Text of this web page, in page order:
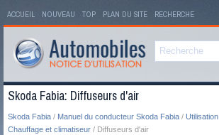
ACCUEIL NOUVEAU TOP PLAN DU SITE RECHERCHE
Skoda Fabia: Diffuseurs d'air
Skoda Fabia / Manuel du conducteur Skoda Fabia / Utilisation
Chauffage et climatiseur / Diffuseurs d'air